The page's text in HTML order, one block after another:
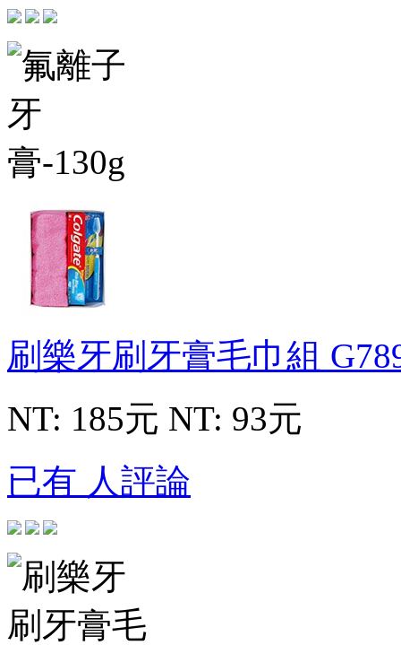
刷樂牙刷牙膏毛巾組
NT: 185元 NT: 93元
已有 人評論